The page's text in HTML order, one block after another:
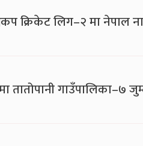
क्रिकेट लिग–२ मा नेपाल
तातोपानी गाउँपालिका–७